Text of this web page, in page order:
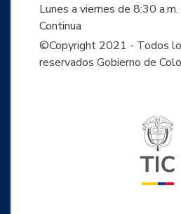
Lunes a viernes de 8:30
Continua
©Copyright 2021 - Todos
reservados Gobierno de